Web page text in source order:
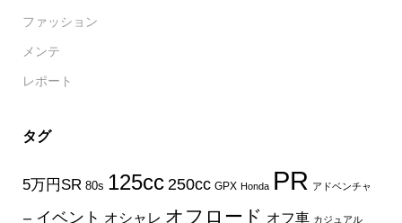
ファッション
メンテ
レポート
タグ
5万円SR 80s 125cc 250cc GPX Honda PR アドベンチャ
ー イベント オシャレ オフロード オフ車 カジュアル